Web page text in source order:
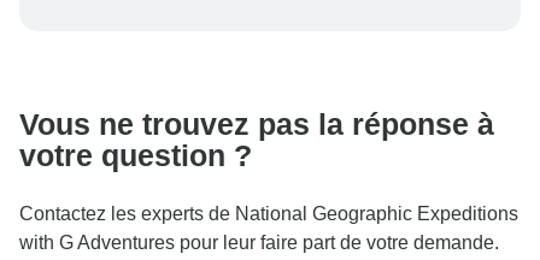
Vous ne trouvez pas la réponse à
votre question ?
Contactez les experts de National Geographic Expeditions
with G Adventures pour leur faire part de votre demande.